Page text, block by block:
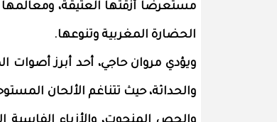
مستعرضًا أزقتها العتيقة، ومعالمها
الحضارة المغربية وتنوعها.
ويؤدي مروان حاجي، أحد أبرز أصوات
والحداثة، حيث تتناغم الألحان